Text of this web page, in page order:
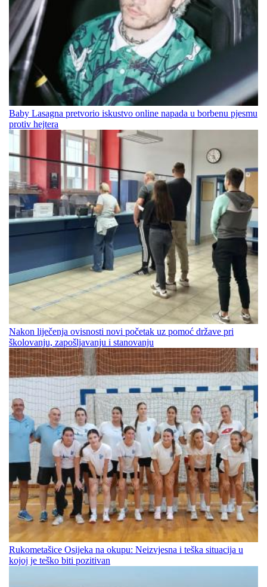
Baby Lasagna pretvorio iskustvo online napada u borbenu pjesmu
protiv hejtera
Nakon liječenja ovisnosti novi početak uz pomoć države pri
školovanju, zapošljavanju i stanovanju
Rukometašice Osijeka na okupu: Neizvjesna i teška situacija u
kojoj je teško biti pozitivan